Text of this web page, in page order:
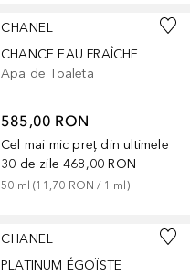
CHANEL
CHANCE EAU FRAÎCHE
Apa de Toaleta
585,00 RON
Cel mai mic preț din ultimele
30 de zile 468,00 RON
50 ml (11,70 RON / 1 ml)
CHANEL
PLATINUM ÉGOÏSTE